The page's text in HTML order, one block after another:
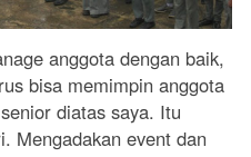
anggota dengan baik,
bisa memimpin anggota
diatas saya. Itu
Mengadakan event dan